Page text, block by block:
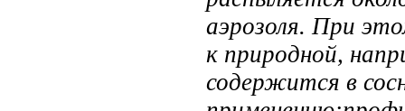
аэрозоля. При
к природной,
содержится в